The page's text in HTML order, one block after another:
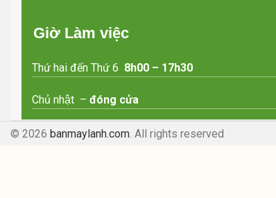
Giờ Làm việc
Thứ hai đến Thứ 6 8h00 – 17h30
Chủ nhật – đóng cửa
© 2026 banmaylanh.com . All rights reserved